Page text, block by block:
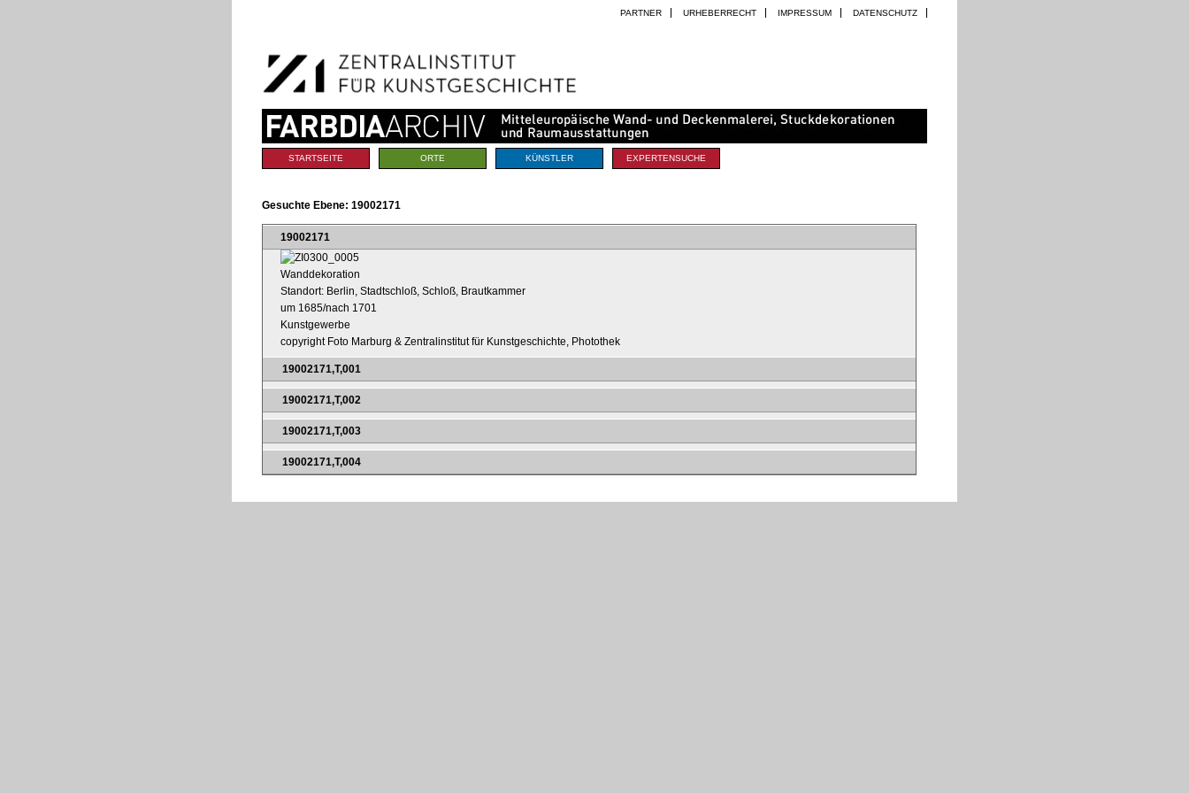
Navigation
PARTNER URHEBERRECHT IMPRESSUM DATENSCHUTZ
Sektionen
STARTSEITE ORTE KÜNSTLER EXPERTENSUCHE
Gesuchte Ebene: 19002171
19002171
Wanddekoration
Standort: Berlin, Stadtschloß, Schloß, Brautkammer
um 1685/nach 1701
Kunstgewerbe
copyright Foto Marburg & Zentralinstitut für Kunstgeschichte, Photothek
19002171,T,001
19002171,T,002
19002171,T,003
19002171,T,004